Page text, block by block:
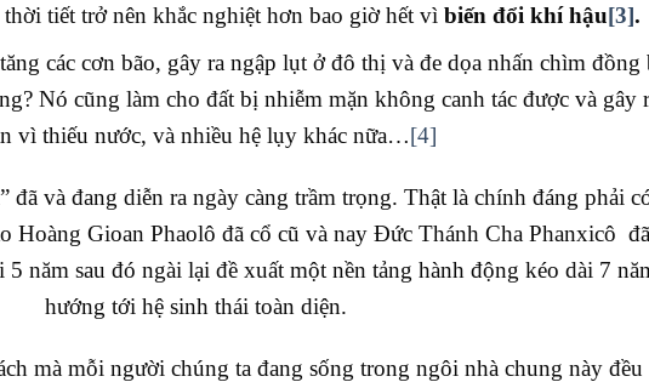
tiết trở nên khắc nghiệt hơn bao giờ hết vì biến đổi khí hậu[3].
các cơn bão, gây ra ngập lụt ở đô thị và đe dọa nhấn chìm đồng
Nó cũng làm cho đất bị nhiễm mặn không canh tác được và gây
vì thiếu nước, và nhiều hệ lụy khác nữa…[4]
đã và đang diễn ra ngày càng trầm trọng. Thật là chính đáng phải
Hoàng Gioan Phaolô đã cổ cũ và nay Đức Thánh Cha Phanxicô
năm sau đó ngài lại đề xuất một nền tảng hành động kéo dài 7
hướng tới hệ sinh thái toàn diện.
mà mỗi người chúng ta đang sống trong ngôi nhà chung này đều